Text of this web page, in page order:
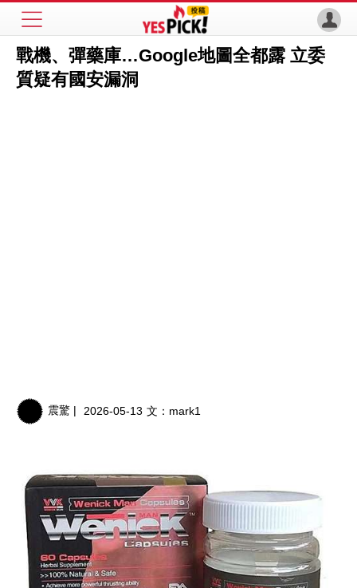
戰機、彈藥庫…Google地圖全都露 立委
質疑有國安漏洞
震驚 | 2026-05-13 文： mark1